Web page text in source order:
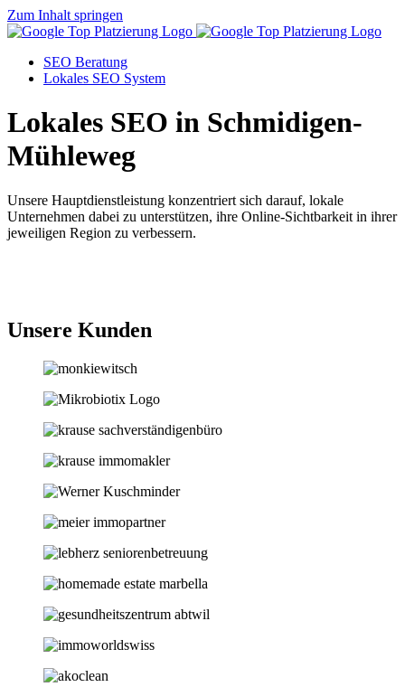
Zum Inhalt springen
SEO Beratung
Lokales SEO System
Lokales SEO in Schmidigen-
Mühleweg
Unsere Hauptdienstleistung konzentriert sich darauf, lokale
Unternehmen dabei zu unterstützen, ihre Online-Sichtbarkeit in ihrer
jeweiligen Region zu verbessern.
Unsere Kunden